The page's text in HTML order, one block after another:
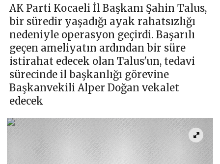
AK Parti Kocaeli İl Başkanı Şahin Talus,
bir süredir yaşadığı ayak rahatsızlığı
nedeniyle operasyon geçirdi. Başarılı
geçen ameliyatın ardından bir süre
istirahat edecek olan Talus'un, tedavi
sürecinde il başkanlığı görevine
Başkanvekili Alper Doğan vekalet
edecek